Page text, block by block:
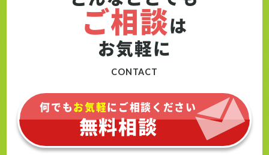
ご相談は
お気軽に
CONTACT
何でもお気軽にご相談ください
無料相談